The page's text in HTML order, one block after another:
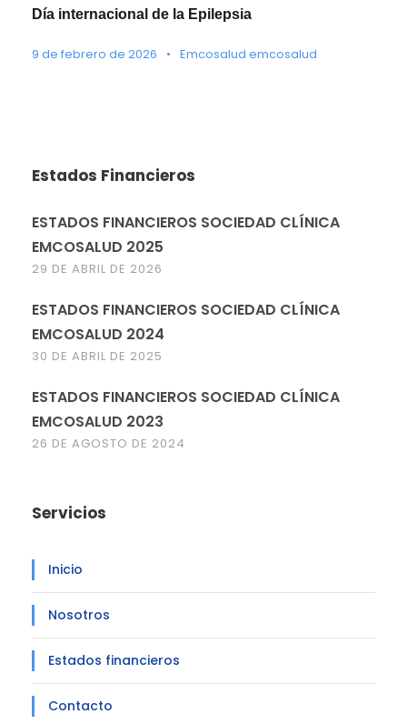
Día internacional de la Epilepsia
9 de febrero de 2026 • Emcosalud emcosalud
Estados Financieros
ESTADOS FINANCIEROS SOCIEDAD CLÍNICA
EMCOSALUD 2025
29 DE ABRIL DE 2026
ESTADOS FINANCIEROS SOCIEDAD CLÍNICA
EMCOSALUD 2024
30 DE ABRIL DE 2025
ESTADOS FINANCIEROS SOCIEDAD CLÍNICA
EMCOSALUD 2023
26 DE AGOSTO DE 2024
Servicios
Inicio
Nosotros
Estados financieros
Contacto